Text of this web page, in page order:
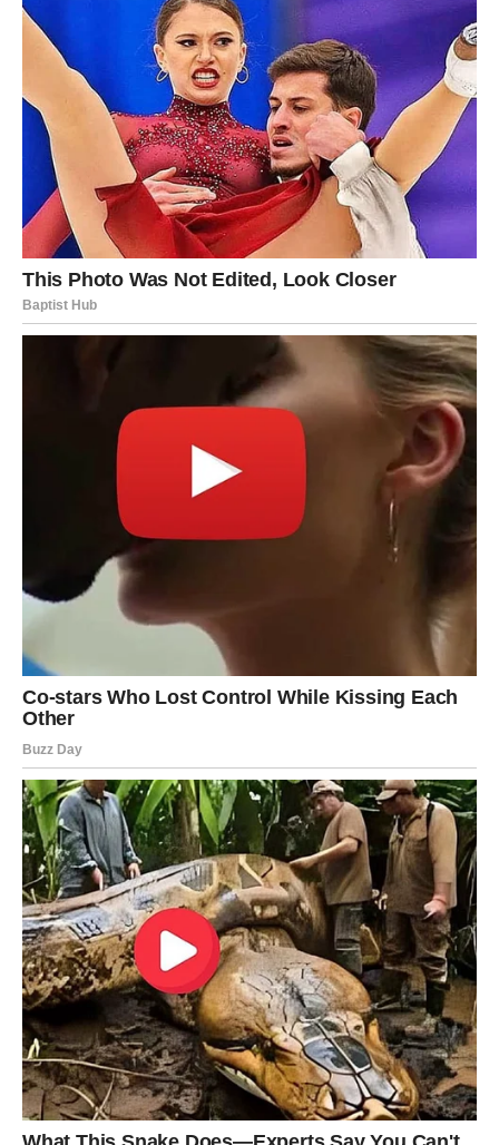
Sada dolazi trenutak kada istina izlazi na videlo.
Moguće je:
razotkrivanje nečije neodgovornosti,
priznanje tvog truda,
ili odluka da promeniš sredinu.
Ovo je period kada postavljaš granice.
Više ne radiš iz obaveze prema drugima – već iz
NOVAC – REALNOST BEZ
EMOCIJE
Finansijski, dolazi momenat kada sagledavaš stvari jasno.
Gde trošiš bez potrebe?
Kome daješ više nego što treba?
Ko koristi tvoju organizovanost i sigurnost?
Ovo je vreme racionalnih odluka. I to ti donosi stabilnost.
KARMIČKA LEKCIJA – ISTINA
KAO OSLOBAĐANJE
Devica često nosi karmičke lekcije kroz odnose. Učiš da
ne moraš sve popravljati. Učiš da nisi odgovoran za tuđe
greške.
Ako si bio iskren – dolazi nagrada.
Ako si bio potcenjen – dolazi razotkrivanje.
Ako si ćutao na nepravdu – sada dobijaš glas.